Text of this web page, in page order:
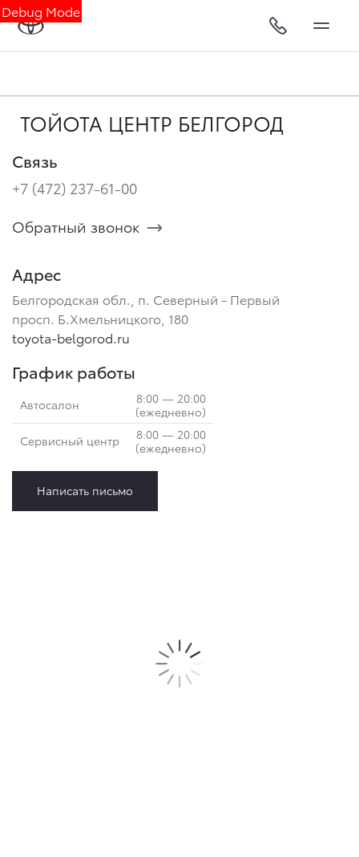
Debug Mode
ТОЙОТА ЦЕНТР БЕЛГОРОД
Адрес
Белгородская обл., п. Северный - Первый
просп. Б.Хмельницкого, 180
toyota-belgorod.ru
График работы
Автосалон
8:00 — 20:00
(ежедневно)
Сервисный центр
8:00 — 20:00
(ежедневно)
Связь
+7 (472) 237-61-00
Обратный звонок
Написать письмо